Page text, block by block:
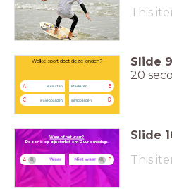
This
Welke sport doet deze jongen?
A kitesurfen B
kiteskaten
C waveboarden D
skimboarden
Slide 9
20
Waar of niet waar?
De zon is op zijn sterkst om 12 uur 's middags.
A B
Slide
This